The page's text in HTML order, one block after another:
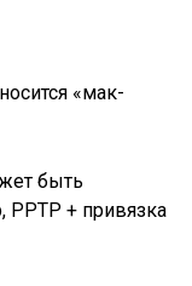
«мак-
быть
PPTP + привязка